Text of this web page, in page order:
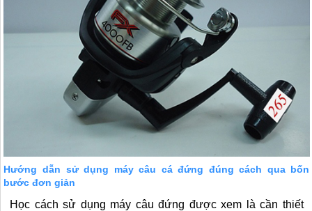
Hướng dẫn sử dụng máy câu cá đứng đúng cách qua bốn
bước đơn giản
Học cách sử dụng máy câu đứng được xem là cần thiết